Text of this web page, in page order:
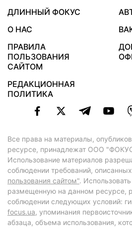
ДЛИННЫЙ ФОКУС
О НАС
ПРАВИЛА
ПОЛЬЗОВАНИЯ
САЙТОМ
РЕДАКЦИОННАЯ
ПОЛИТИКА
Все права на материалы,
ресурсе, принадлежат ООО
Использование материалов
соблюдении требований,
пользования сайтом".
размещенную на данном ресурсе,
соблюдении следующих условий:
focus.ua, упоминания
абзаца, объема использования,